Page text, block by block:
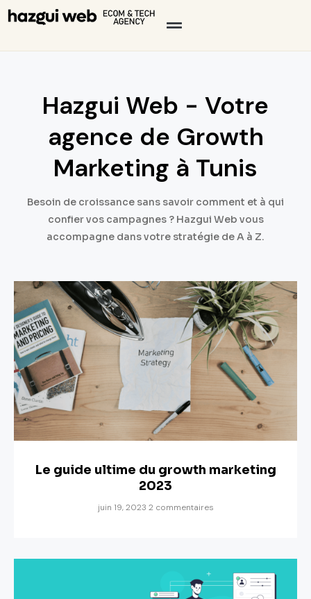
Hazgui Web - Votre
agence de Growth
Marketing à Tunis
Besoin de croissance sans savoir comment et à qui
confier vos campagnes ? Hazgui Web vous
accompagne dans votre stratégie de A à Z.
Le guide ultime du growth marketing
2023
juin 19, 2023 2 commentaires